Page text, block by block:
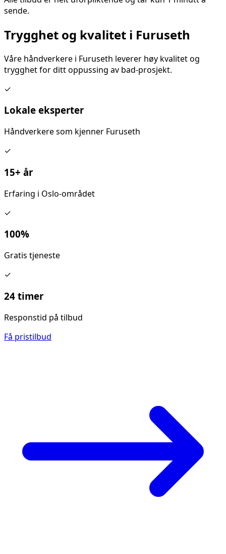
sende.
Trygghet og kvalitet i Furuseth
Våre håndverkere i Furuseth leverer høy kvalitet og
trygghet for dittoppussing av bad-prosjekt.
✓
Lokale eksperter
Håndverkere som kjenner Furuseth
✓
15+ år
Erfaring i Oslo-området
✓
100%
Gratis tjeneste
✓
24 timer
Responstid på tilbud
Få pristilbud